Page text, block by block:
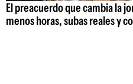
El preacuerdo que cambia la
menos horas, subas reales y